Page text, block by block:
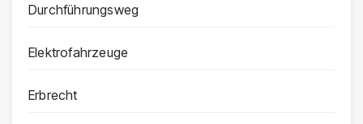
Durchführungsweg
Elektrofahrzeuge
Erbrecht